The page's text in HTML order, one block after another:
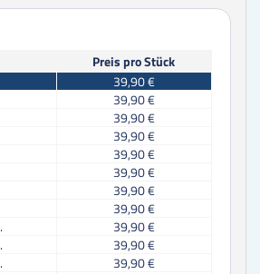
Preis pro Stück
39,90 €
39,90 €
39,90 €
39,90 €
39,90 €
39,90 €
39,90 €
39,90 €
39,90 €
39,90 €
39,90 €